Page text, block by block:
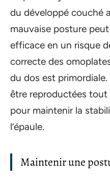
du développé couché
mauvaise posture
efficace en un risque
correcte des
du dos est
être reproductées
pour maintenir la
l’épaule.
Maintenir une